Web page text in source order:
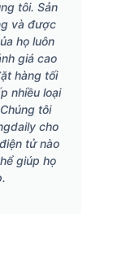
tôi. Sản
và được
họ luôn
giá cao
hàng tối
nhiều loại
tôi
cho
tử nào
giúp họ